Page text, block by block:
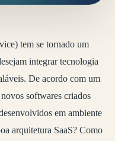
tem se tornado um
integrar tecnologia
De acordo com um
softwares criados
em ambiente
arquitetura SaaS? Como